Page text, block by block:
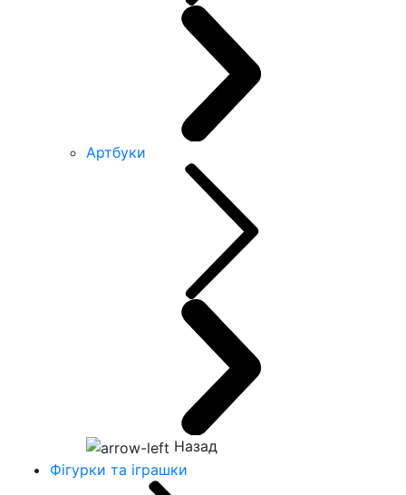
Артбуки
Назад
Фігурки та іграшки